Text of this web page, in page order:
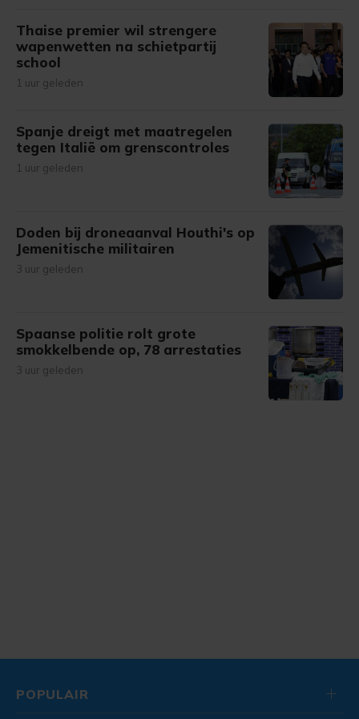
Thaise premier wil strengere
wapenwetten na schietpartij
school
1 uur geleden
Spanje dreigt met maatregelen
tegen Italië om grenscontroles
1 uur geleden
Doden bij droneaanval Houthi's op
Jemenitische militairen
3 uur geleden
Spaanse politie rolt grote
smokkelbende op, 78 arrestaties
3 uur geleden
POPULAIR